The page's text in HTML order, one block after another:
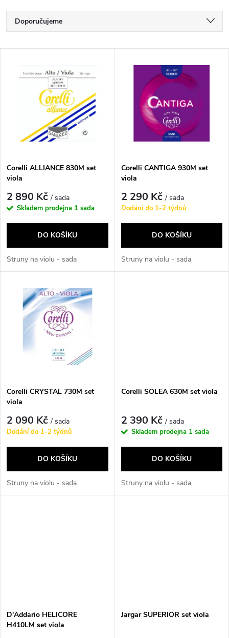
Ř
a
p
r
o
d
u
Doporučujeme
Nejprodávanější
Abecedně
s
p
r
d
Corelli ALLIANCE 830M set
viola
2 890 Kč/ sada
Skladem prodejna 1 sada
DO KOŠÍKU
Struny na violu - sada
Corelli CANTIGA 930M set
viola
2 290 Kč/ sada
Dodání do 1-2 týdnů
DO KOŠÍKU
Struny na violu - sada
Corelli CRYSTAL 730M set
viola
2 090 Kč/ sada
Dodání do 1-2 týdnů
DO KOŠÍKU
Struny na violu - sada
Corelli SOLEA 630M set viola
2 390 Kč/ sada
Skladem prodejna 1 sada
DO KOŠÍKU
Struny na violu - sada
D'Addario HELICORE
H410LM set viola
Jargar SUPERIOR set viola